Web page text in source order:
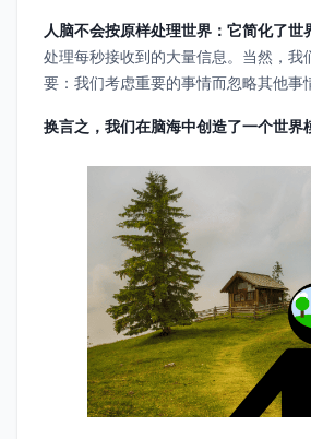
人脑不会按原样处理世界：它简化了世
处理每秒接收到的大量信息。当然，我
要：我们考虑重要的事情而忽略其他事
换言之，我们在脑海中创造了一个世界